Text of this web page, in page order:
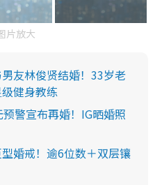
片放大
友林俊贤结婚！33岁老
健身教练
警宣布再婚！IG晒婚照
婚戒！逾6位数＋双层镶